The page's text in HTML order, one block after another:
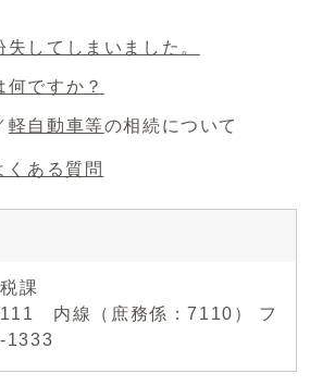
してしまいました。
何ですか？
軽自動車等の相続について
くある質問
課
内線（庶務係：7110） フ
1333